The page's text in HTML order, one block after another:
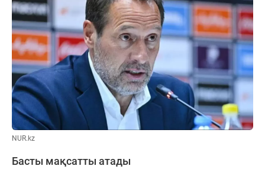
NUR.kz
Басты мақсатты атады